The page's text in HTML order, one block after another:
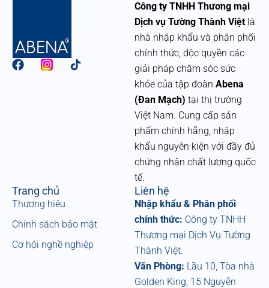
F
Công ty TNHH Thương mại
Dịch vụ Tường Thành Việtlà
nhà nhập khẩu và phân phối
chính thức, độc quyền các
giải pháp chăm sóc sức
khỏe của tập đoàn Abena
(Đan Mạch) tại thị trường
Việt Nam. Cung cấp sản
phẩm chính hãng, nhập
khẩu nguyên kiện với đầy đủ
chứng nhận chất lượng quốc
tế.
Trang chủ
Thương hiệu
Chính sách bảo mật
Cơ hội nghề nghiệp
Liên hệ
Nhập khẩu & Phân phối
chính thức: Công ty TNHH
Thương mại Dịch Vụ Tường
Thành Việt.
Văn Phòng: Lầu 10, Tòa nhà
Golden King, 15 Nguyễn